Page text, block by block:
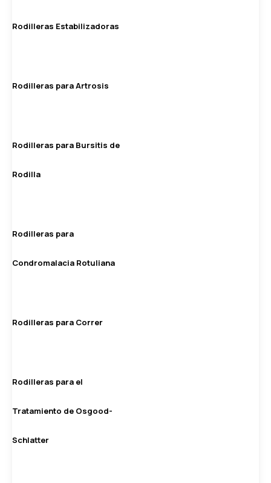
Rodilleras Estabilizadoras
Rodilleras para Artrosis
Rodilleras para Bursitis de
Rodilla
Rodilleras para
Condromalacia Rotuliana
Rodilleras para Correr
Rodilleras para el
Tratamiento de Osgood-
Schlatter